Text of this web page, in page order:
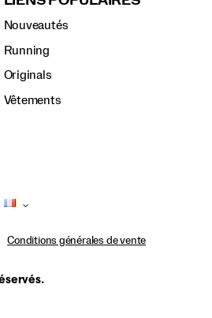
Nouveautés
Running
Originals
Vêtements
Conditions générales de vente